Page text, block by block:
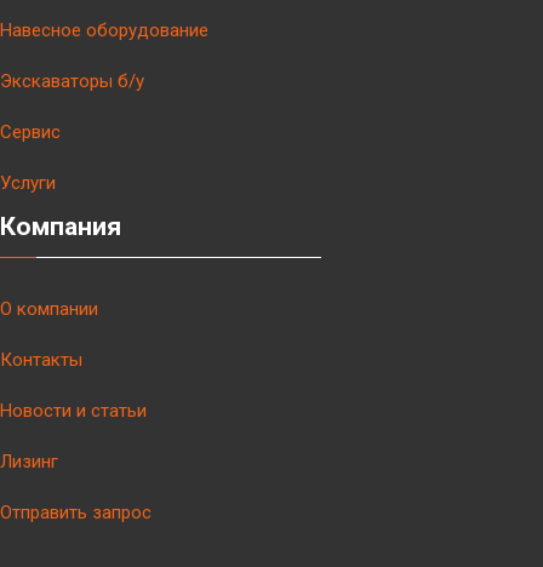
Навесное оборудование
Экскаваторы б/у
Сервис
Услуги
Компания
О компании
Контакты
Новости и статьи
Лизинг
Отправить запрос